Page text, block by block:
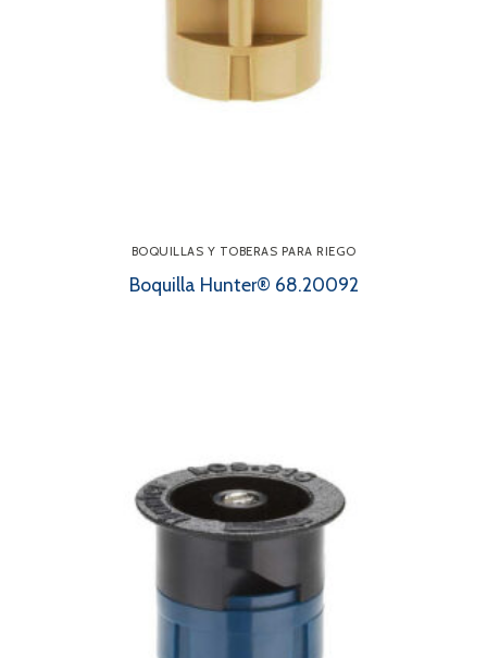
BOQUILLAS Y TOBERAS PARA RIEGO
Boquilla Hunter® 68.20092